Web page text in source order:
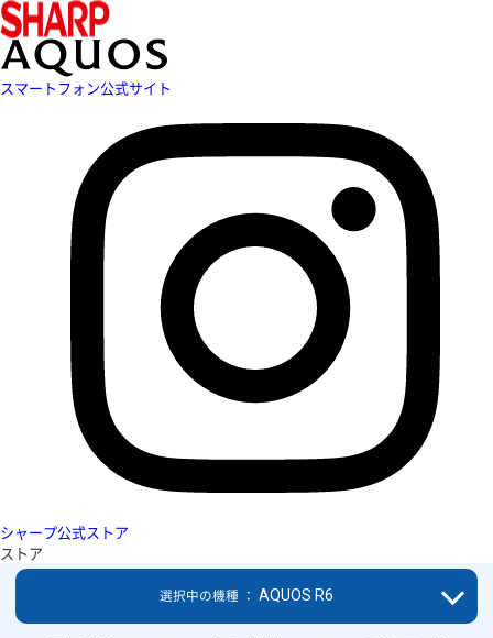
スマートフォン公式サイト
シャープ公式ストア
ストア
選択中の機種 ： AQUOS R6